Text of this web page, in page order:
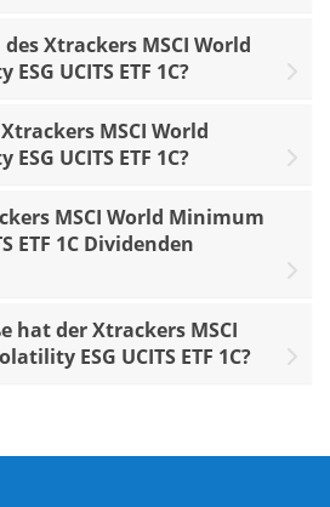
Xtrackers MSCI World
UCITS ETF 1C?
MSCI World
UCITS ETF 1C?
MSCI World Minimum
ETF 1C Dividenden
hat der Xtrackers MSCI
ESG UCITS ETF 1C?